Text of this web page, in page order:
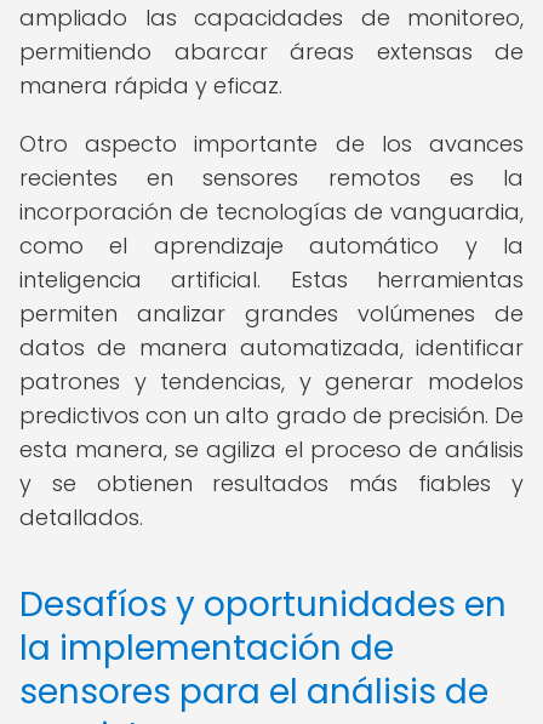
ampliado las capacidades de monitoreo,
permitiendo abarcar áreas extensas de
manera rápida y eficaz.
Otro aspecto importante de los avances
recientes en sensores remotos es la
incorporación de tecnologías de vanguardia,
como el aprendizaje automático y la
inteligencia artificial. Estas herramientas
permiten analizar grandes volúmenes de
datos de manera automatizada, identificar
patrones y tendencias, y generar modelos
predictivos con un alto grado de precisión. De
esta manera, se agiliza el proceso de análisis
y se obtienen resultados más fiables y
detallados.
Desafíos y oportunidades en
la implementación de
sensores para el análisis de